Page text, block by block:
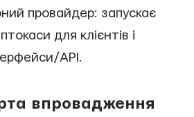
провайдер: запускає
для клієнтів і
API.
впровадження